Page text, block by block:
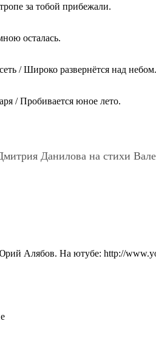
за тобой прибежали.
осталась.
/ Широко развернётся над небом.
/ Пробивается юное лето.
Данилова на стихи
Алябов. На ютубе: http://